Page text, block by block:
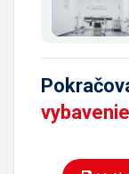
vybavenie